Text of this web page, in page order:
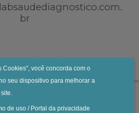
br
Cookies", você concorda com o
seu dispositivo para melhorar a
de uso / Portal da privacidade